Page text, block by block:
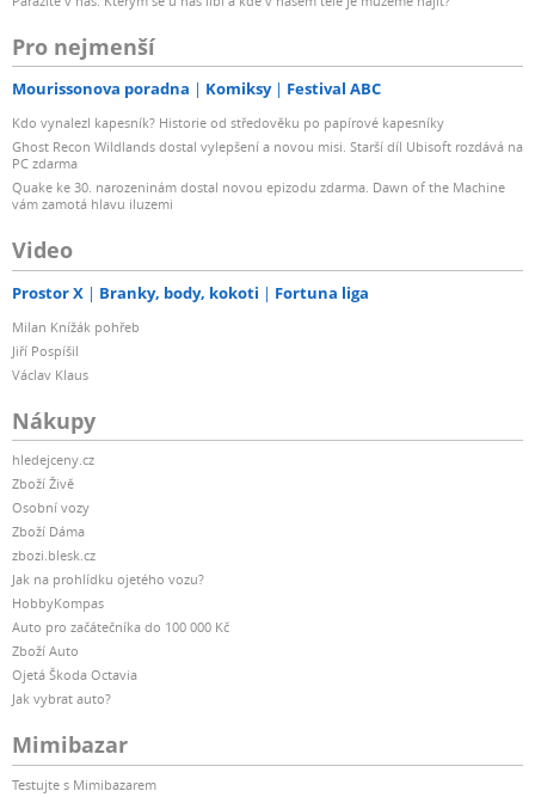
Pro nejmenší
Mourissonova poradna Komiksy Festival ABC
Kdo vynalezl kapesník? Historie od středověku po papírové kapesníky
Ghost Recon Wildlands dostal vylepšení a novou misi. Starší díl Ubisoft rozdává na
PC zdarma
Quake ke 30. narozeninám dostal novou epizodu zdarma. Dawn of the Machine
vám zamotá hlavu iluzemi
Video
Prostor X Branky, body, kokoti Fortuna liga
Milan Knížák pohřeb
Jiří Pospíšil
Václav Klaus
Nákupy
hledejceny.cz
Zboží Živě
Osobní vozy
Zboží Dáma
zbozi.blesk.cz
Jak na prohlídku ojetého vozu?
HobbyKompas
Auto pro začátečníka do 100 000 Kč
Zboží Auto
Ojetá Škoda Octavia
Jak vybrat auto?
Mimibazar
Testujte s Mimibazarem